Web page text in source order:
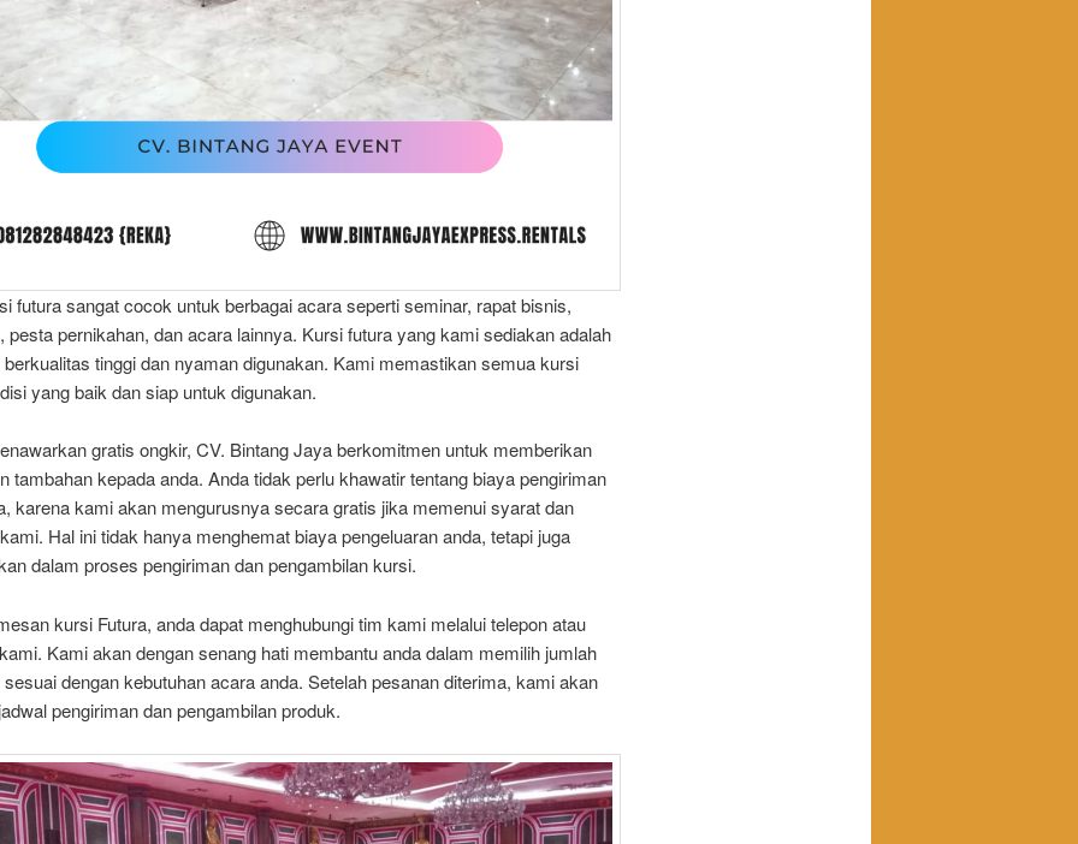
futura sangat cocok untuk berbagai acara seperti seminar, rapat bisnis,
pesta pernikahan, dan acara lainnya. Kursi futura yang kami sediakan adalah
tinggi dan nyaman digunakan. Kami memastikan semua kursi
yang baik dan siap untuk digunakan.
gratis ongkir, CV. Bintang Jaya berkomitmen untuk memberikan
tambahan kepada anda. Anda tidak perlu khawatir tentang biaya pengiriman
karena kami akan mengurusnya secara gratis jika memenui syarat dan
Hal ini tidak hanya menghemat biaya pengeluaran anda, tetapi juga
dalam proses pengiriman dan pengambilan kursi.
kursi Futura, anda dapat menghubungi tim kami melalui telepon atau
Kami akan dengan senang hati membantu anda dalam memilih jumlah
dengan kebutuhan acara anda. Setelah pesanan diterima, kami akan
pengiriman dan pengambilan produk.